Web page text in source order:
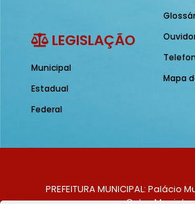
LEGISLAÇÃO
Municipal
Estadual
Federal
Mapa
PREFEITURA MUNICIPAL: Palácio